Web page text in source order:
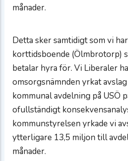
månader.
Detta sker samtidigt som vi
korttidsboende (Ölmbrotorp)
betalar hyra för. Vi Liberaler
omsorgsnämnden yrkat
kommunal avdelning på USÖ
ofullständigt
kommunstyrelsen yrkade vi
ytterligare 13,5 miljon till
månader.